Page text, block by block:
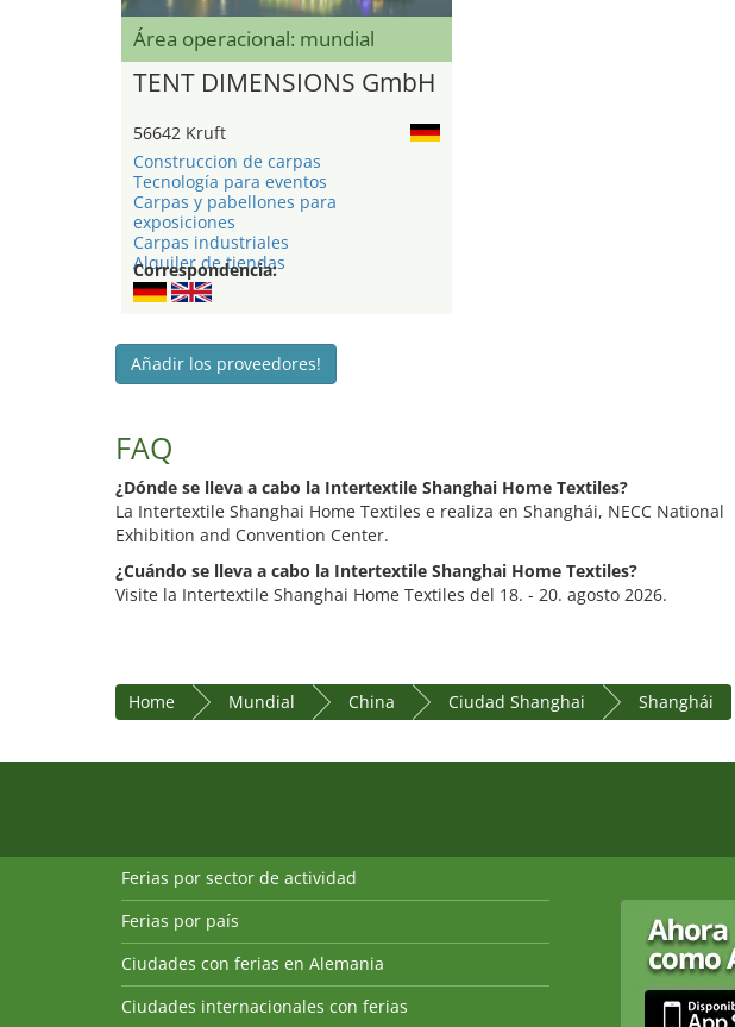
Área operacional: mundial
TENT DIMENSIONS GmbH
56642 Kruft
Construccion de carpas
Tecnología para eventos
Carpas y pabellones para
exposiciones
Carpas industriales
Alquiler de tiendas
Correspondencia:
Añadir los proveedores!
FAQ
¿Dónde se lleva a cabo la Intertextile Shanghai Home Textiles?
La Intertextile Shanghai Home Textiles e realiza en Shanghái, NECC National
Exhibition and Convention Center.
¿Cuándo se lleva a cabo la Intertextile Shanghai Home Textiles?
Visite la Intertextile Shanghai Home Textiles del 18. - 20. agosto 2026.
Home Mundial China Ciudad Shanghai Shanghái
Ferias por sector de actividad
Ferias por país
Ciudades con ferias en Alemania
Ciudades internacionales con ferias